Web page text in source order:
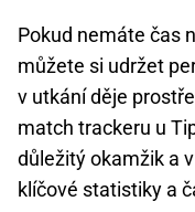
Pokud nemáte čas
můžete si udržet
v utkání děje
match trackeru u
důležitý okamžik a
klíčové statistiky a